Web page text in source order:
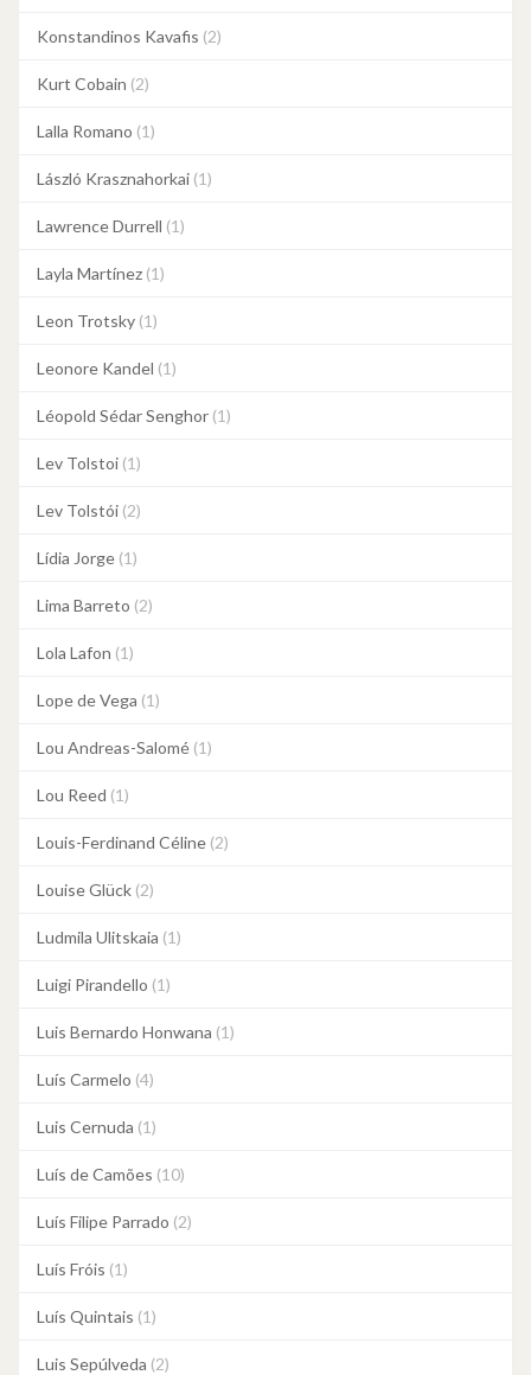
Konstandinos Kavafis (2)
Kurt Cobain (2)
Lalla Romano (1)
László Krasznahorkai (1)
Lawrence Durrell (1)
Layla Martínez (1)
Leon Trotsky (1)
Leonore Kandel (1)
Léopold Sédar Senghor (1)
Lev Tolstoi (1)
Lev Tolstói (2)
Lídia Jorge (1)
Lima Barreto (2)
Lola Lafon (1)
Lope de Vega (1)
Lou Andreas-Salomé (1)
Lou Reed (1)
Louis-Ferdinand Céline (2)
Louise Glück (2)
Ludmila Ulitskaia (1)
Luigi Pirandello (1)
Luis Bernardo Honwana (1)
Luís Carmelo (4)
Luis Cernuda (1)
Luís de Camões (10)
Luís Filipe Parrado (2)
Luís Fróis (1)
Luís Quintais (1)
Luis Sepúlveda (2)